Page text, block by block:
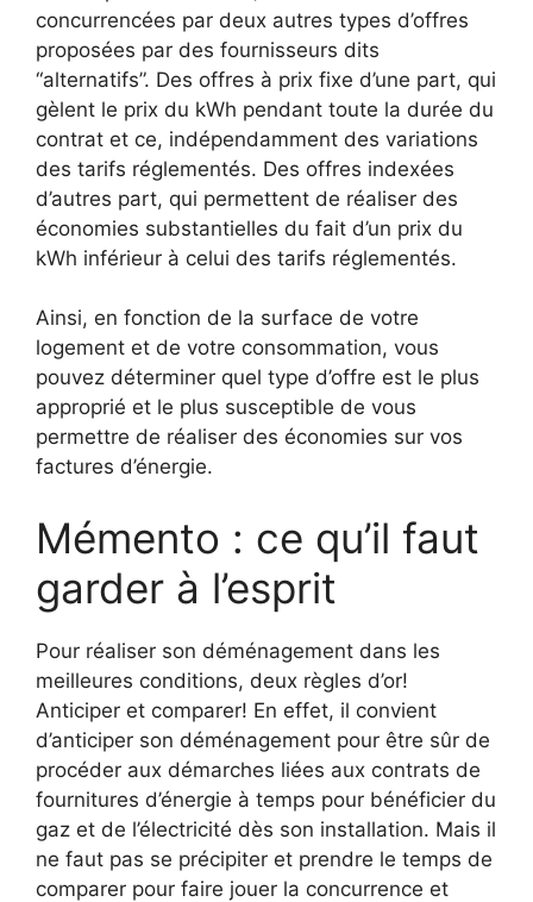
concurrencées par deux autres types d’offres
proposées par des fournisseurs dits
“alternatifs”. Des offres à prix fixe d’une part, qui
gèlent le prix du kWh pendant toute la durée du
contrat et ce, indépendamment des variations
des tarifs réglementés. Des offres indexées
d’autres part, qui permettent de réaliser des
économies substantielles du fait d’un prix du
kWh inférieur à celui des tarifs réglementés.
Ainsi, en fonction de la surface de votre
logement et de votre consommation, vous
pouvez déterminer quel type d’offre est le plus
approprié et le plus susceptible de vous
permettre de réaliser des économies sur vos
factures d’énergie.
Mémento : ce qu’il faut
garder à l’esprit
Pour réaliser son déménagement dans les
meilleures conditions, deux règles d’or!
Anticiper et comparer! En effet, il convient
d’anticiper son déménagement pour être sûr de
procéder aux démarches liées aux contrats de
fournitures d’énergie à temps pour bénéficier du
gaz et de l’électricité dès son installation. Mais il
ne faut pas se précipiter et prendre le temps de
comparer pour faire jouer la concurrence et